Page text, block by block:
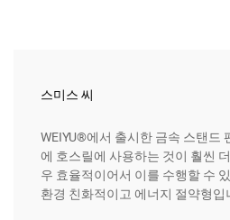
스미스 씨
WEIYU®에서 출시한 금속 스탠드
에 호스릴에 사용하는 것이 훨씬
우 효율적이어서 이를 수행할 수
환경 친화적이고 에너지 절약형입